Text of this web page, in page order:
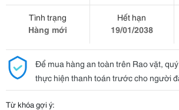
Tình trạng
Hàng mới
Hết hạn
19/01/2038
Để mua hàng an toàn trên Rao vặt,
thực hiện thanh toán trước cho người
Từ khóa gợi ý: